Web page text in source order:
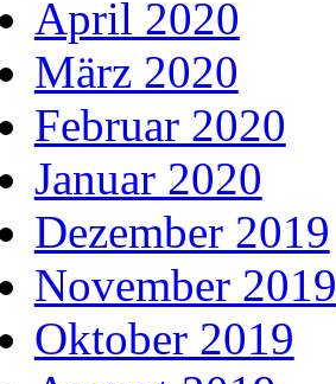
April 2020
März 2020
Februar 2020
Januar 2020
Dezember 2019
November 2019
Oktober 2019